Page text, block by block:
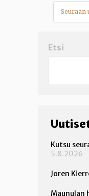
Seuraan
Etsi
Kutsu
5.8.2026
Joren
Maunulan